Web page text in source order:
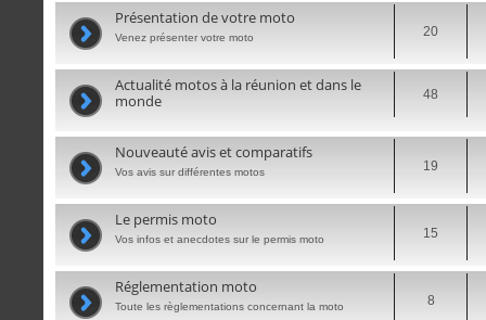
Présentation de votre moto
Venez présenter votre moto 20
Actualité motos à la réunion et dans le
monde
48
Nouveauté avis et comparatifs
Vos avis sur différentes motos 19
Le permis moto
Vos infos et anecdotes sur le permis moto 15
Réglementation moto
Toute les règlementations concernant la moto 8